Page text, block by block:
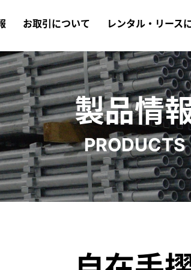
お取引について レンタル・リース
製品情
PRODUCTS